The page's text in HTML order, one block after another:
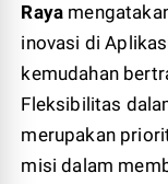
Raya
inovasi di
kemudahan
Fleksibilitas
merupakan
misi dalam